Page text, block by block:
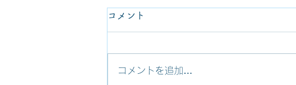
2025クリスマス礼拝のご案
内 Christmas Services at ICU
Church (終了Ended)
に礼拝を行います。皆さんのご参
コメント
コメントを追加…